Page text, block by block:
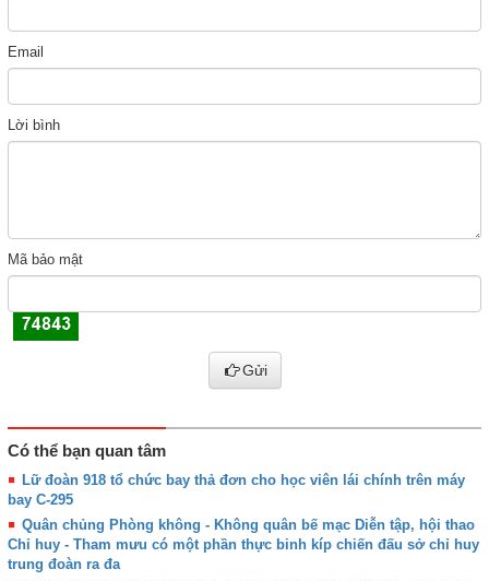
Email
Lời bình
Mã bảo mật
Gửi
Có thể bạn quan tâm
Lữ đoàn 918 tổ chức bay thả đơn cho học viên lái chính trên máy
bay C-295
Quân chủng Phòng không - Không quân bế mạc Diễn tập, hội thao
Chỉ huy - Tham mưu có một phần thực binh kíp chiến đấu sở chỉ huy
trung đoàn ra đa